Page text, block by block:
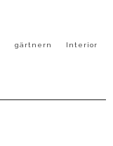
gärtnern
Interior